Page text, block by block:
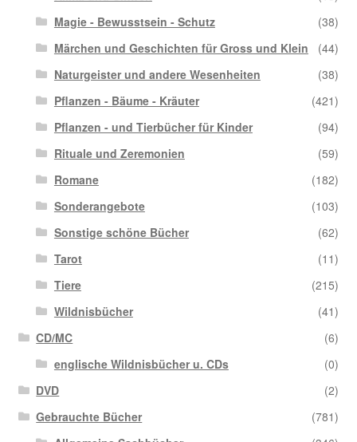
Magie - Bewusstsein - Schutz
(38)
Märchen und Geschichten für Gross und Klein
(44)
Naturgeister und andere Wesenheiten
(38)
Pflanzen - Bäume - Kräuter
(421)
Pflanzen - und Tierbücher für Kinder
(94)
Rituale und Zeremonien
(59)
Romane
(182)
Sonderangebote
(103)
Sonstige schöne Bücher
(62)
Tarot
(11)
Tiere
(215)
Wildnisbücher
(41)
CD/MC
(6)
englische Wildnisbücher u. CDs
(0)
DVD
(2)
Gebrauchte Bücher
(781)